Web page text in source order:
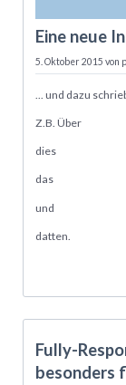
Eine neue
5. Oktober 2015 von
... und dazu
Z.B. Über
dies
das
und
datten.
Fully-
besonders